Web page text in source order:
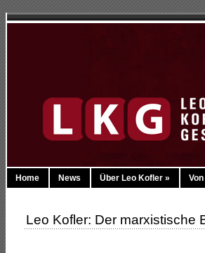
Home News Über Leo Kofler »
Leo Kofler: Der marxistische